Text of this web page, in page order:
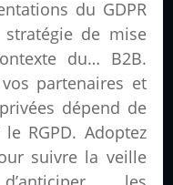
du GDPR
de mise
du… B2B.
partenaires et
dépend de
RGPD. Adoptez
suivre la veille